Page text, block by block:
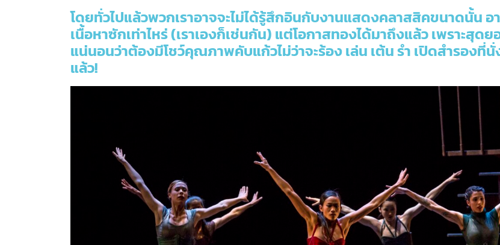
โดยทั่วไปแล้วพวกเราอาจจะไม่ได้รู้สึกอินกับงานแสดงคลาสสิคขนาดนั้น อ
เนื้อหาซักเท่าไหร่ (เราเองก็เช่นกัน) แต่โอกาสทองได้มาถึงแล้ว เพราะสุ
แน่นอนว่าต้องมีโชว์คุณภาพคับแก้วไม่ว่าจะร้อง เล่น เต้น รำ เปิดสำรองที่นั่
แล้ว!